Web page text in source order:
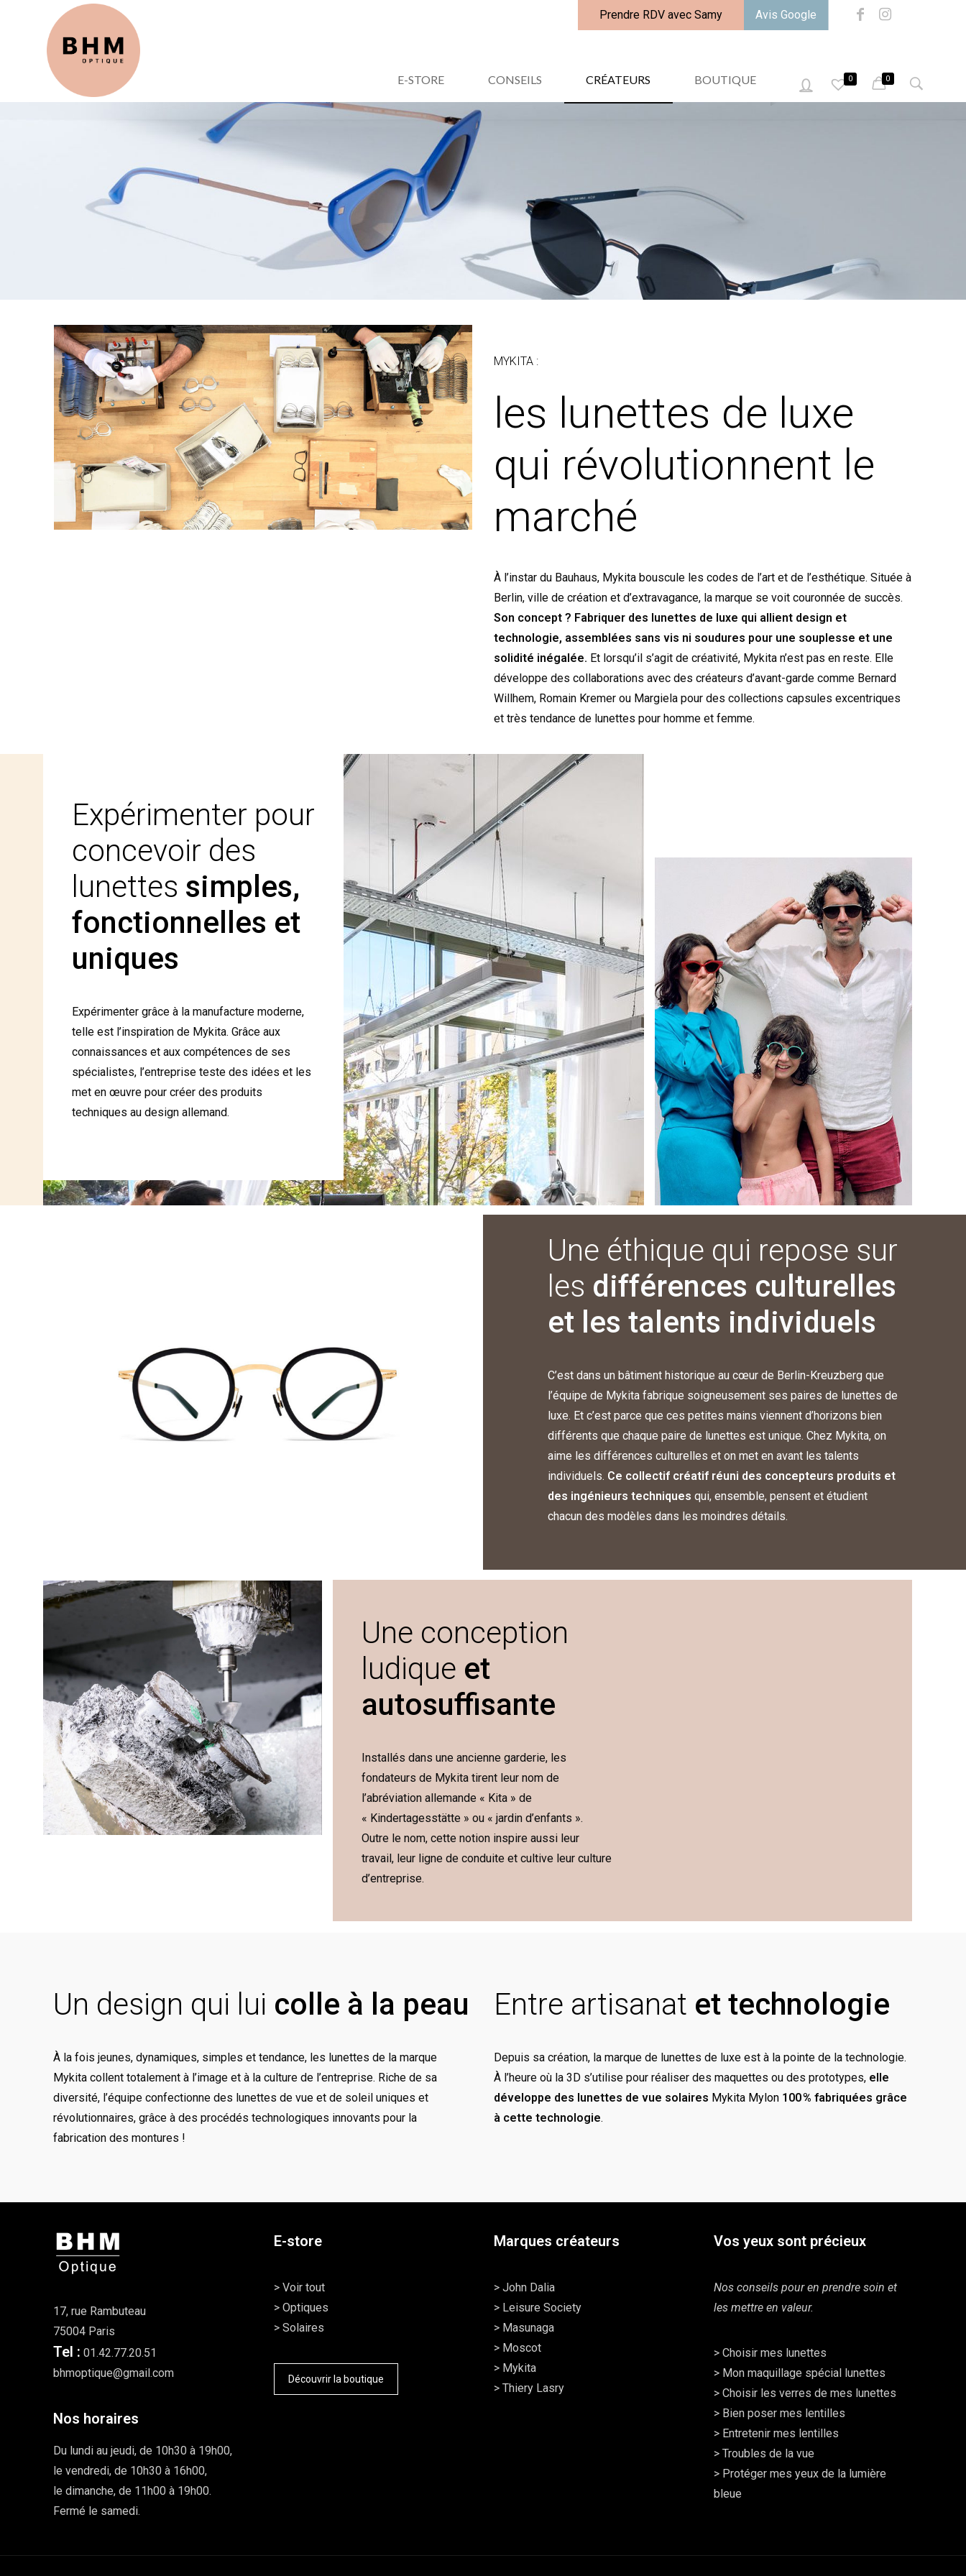
Prendre RDV avec Samy Avis Google
E-STORE CONSEILS CRÉATEURS BOUTIQUE 0 0
MYKITA :
les lunettes de luxe
qui révolutionnent le
marché
À l’instar du Bauhaus, Mykita bouscule les codes de l’art et de l’esthétique. Située à
Berlin, ville de création et d’extravagance, la marque se voit couronnée de succès.
Son concept ? Fabriquer des lunettes de luxe qui allient design et
technologie, assemblées sans vis ni soudures pour une souplesse et une
solidité inégalée. Et lorsqu’il s’agit de créativité, Mykita n’est pas en reste. Elle
développe des collaborations avec des créateurs d’avant-garde comme Bernard
Willhem, Romain Kremer ou Margiela pour des collections capsules excentriques
et très tendance de lunettes pour homme et femme.
Expérimenter pour
concevoir des
lunettes simples,
fonctionnelles et
uniques
Expérimenter grâce à la manufacture moderne,
telle est l’inspiration de Mykita. Grâce aux
connaissances et aux compétences de ses
spécialistes, l’entreprise teste des idées et les
met en œuvre pour créer des produits
techniques au design allemand.
Une éthique qui repose sur
les différences culturelles
et les talents individuels
C’est dans un bâtiment historique au cœur de Berlin-Kreuzberg que
l’équipe de Mykita fabrique soigneusement ses paires de lunettes de
luxe. Et c’est parce que ces petites mains viennent d’horizons bien
différents que chaque paire de lunettes est unique. Chez Mykita, on
aime les différences culturelles et on met en avant les talents
individuels. Ce collectif créatif réuni des concepteurs produits et
des ingénieurs techniques qui, ensemble, pensent et étudient
chacun des modèles dans les moindres détails.
Une conception
ludique et
autosuffisante
Installés dans une ancienne garderie, les
fondateurs de Mykita tirent leur nom de
l’abréviation allemande « Kita » de
« Kindertagesstätte » ou « jardin d’enfants ».
Outre le nom, cette notion inspire aussi leur
travail, leur ligne de conduite et cultive leur culture
d’entreprise.
Un design qui lui colle à la peau
À la fois jeunes, dynamiques, simples et tendance, les lunettes de la marque
Mykita collent totalement à l’image et à la culture de l’entreprise. Riche de sa
diversité, l’équipe confectionne des lunettes de vue et de soleil uniques et
révolutionnaires, grâce à des procédés technologiques innovants pour la
fabrication des montures !
Entre artisanat et technologie
Depuis sa création, la marque de lunettes de luxe est à la pointe de la technologie.
À l’heure où la 3D s’utilise pour réaliser des maquettes ou des prototypes, elle
développe des lunettes de vue solaires Mykita Mylon 100 % fabriquées grâce
à cette technologie.
17, rue Rambuteau
75004 Paris
Tel : 01.42.77.20.51
bhmoptique@gmail.com
Nos horaires
Du lundi au jeudi, de 10h30 à 19h00,
le vendredi, de 10h30 à 16h00,
le dimanche, de 11h00 à 19h00.
Fermé le samedi.
E-store
> Voir tout
> Optiques
> Solaires
Découvrir la boutique
Marques créateurs
> John Dalia
> Leisure Society
> Masunaga
> Moscot
> Mykita
> Thiery Lasry
Vos yeux sont précieux
Nos conseils pour en prendre soin et
les mettre en valeur.
>Choisir mes lunettes
> Mon maquillage spécial lunettes
>Choisir les verres de mes lunettes
> Bien poser mes lentilles
> Entretenir mes lentilles
>Troubles de la vue
> Protéger mes yeux de la lumière
bleue